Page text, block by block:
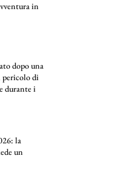
in
dopo una
di
durante i
la
un